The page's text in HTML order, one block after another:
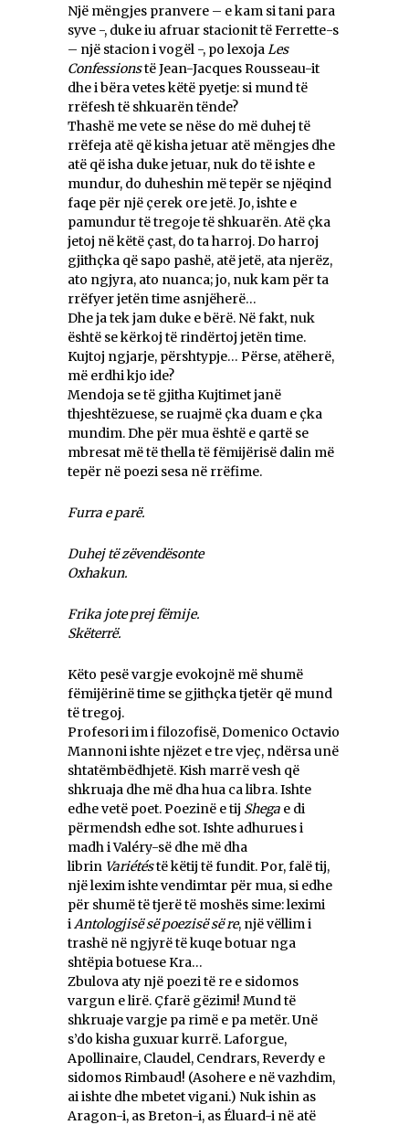
Një mëngjes pranvere – e kam si tani para
syve -, duke iu afruar stacionit të Ferrette-s
– një stacion i vogël -, po lexojaLes
Confessionstë Jean-Jacques Rousseau-it
dhe i bëra vetes këtë pyetje: si mund të
rrëfesh të shkuarën tënde?
Thashë me vete se nëse do më duhej të
rrëfeja atë që kisha jetuar atë mëngjes dhe
atë që isha duke jetuar, nuk do të ishte e
mundur, do duheshin më tepër se njëqind
faqe për një çerek ore jetë. Jo, ishte e
pamundur të tregoje të shkuarën. Atë çka
jetoj në këtë çast, do ta harroj. Do harroj
gjithçka që sapo pashë, atë jetë, ata njerëz,
ato ngjyra, ato nuanca; jo, nuk kam për ta
rrëfyer jetën time asnjëherë…
Dhe ja tek jam duke e bërë. Në fakt, nuk
është se kërkoj të rindërtoj jetën time.
Kujtoj ngjarje, përshtypje… Përse, atëherë,
më erdhi kjo ide?
Mendoja se të gjitha Kujtimet janë
thjeshtëzuese, se ruajmë çka duam e çka
mundim. Dhe për mua është e qartë se
mbresat më të thella të fëmijërisë dalin më
tepër në poezi sesa në rrëfime.
Furra e parë.
Duhej të zëvendësonte
Oxhakun.
Frika jote prej fëmije.
Skëterrë.
Këto pesë vargje evokojnë më shumë
fëmijërinë time se gjithçka tjetër që mund
të tregoj.
Profesori im i filozofisë, Domenico Octavio
Mannoni ishte njëzet e tre vjeç, ndërsa unë
shtatëmbëdhjetë. Kish marrë vesh që
shkruaja dhe më dha hua ca libra. Ishte
edhe vetë poet. Poezinë e tij Shega e di
përmendsh edhe sot. Ishte adhurues i
madh i Valéry-së dhe më dha
librin Variétéstë këtij të fundit. Por, falë tij,
një lexim ishte vendimtar për mua, si edhe
për shumë të tjerë të moshës sime: leximi
iAntologjisë së poezisë së re, një vëllim i
trashë në ngjyrë të kuqe botuar nga
shtëpia botuese Kra…
Zbulova aty një poezi të re e sidomos
vargun e lirë. Çfarë gëzimi! Mund të
shkruaje vargje pa rimë e pa metër. Unë
s’do kisha guxuar kurrë. Laforgue,
Apollinaire, Claudel, Cendrars, Reverdy e
sidomos Rimbaud! (Asohere e në vazhdim,
ai ishte dhe mbetet vigani.) Nuk ishin as
Aragon-i, as Breton-i, as Éluard-i në atë